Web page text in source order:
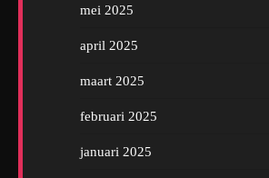
mei 2025
april 2025
maart 2025
februari 2025
januari 2025